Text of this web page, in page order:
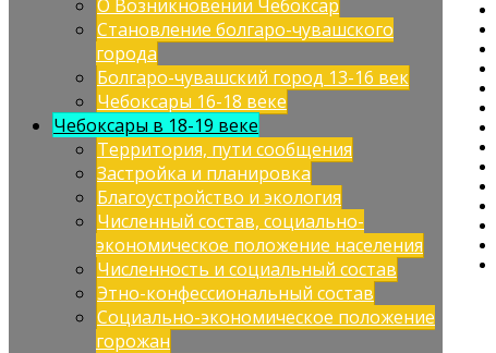
О Возникновении Чебоксар
Становление болгаро-чувашского
города
Болгаро-чувашский город 13-16 век
Чебоксары 16-18 веке
Чебоксары в 18-19 веке
Территория, пути сообщения
Застройка и планировка
Благоустройство и экология
Численный состав, социально-
экономическое положение населения
Численность и социальный состав
Этно-конфессиональный состав
Социально-экономическое положение
горожан